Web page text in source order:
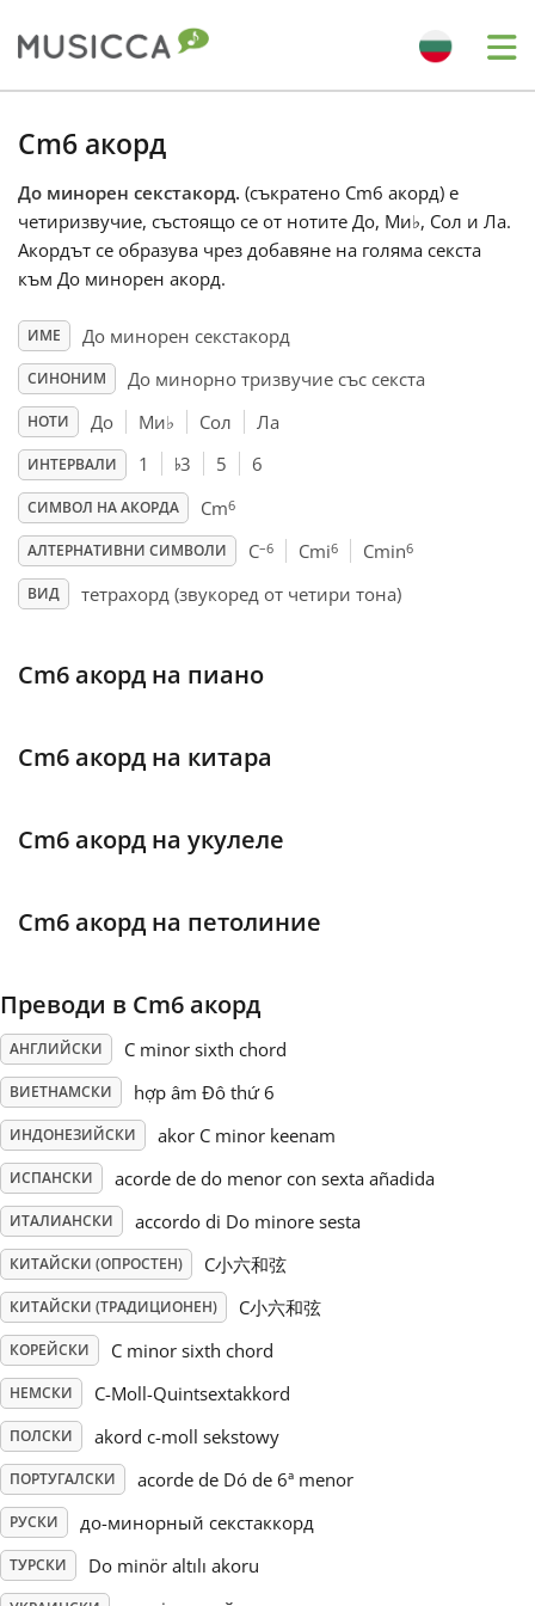
Български
Dansk
Deutsch
English
Español
Português
Русский
Svenska
Tiếng Việt
Türkçe
简体中文
繁體中文
Cm6 акорд
До минорен секстакорд. (съкратено Cm6 акорд) е
четиризвучие, състоящо се от нотите До, Ми♭, Сол и Ла.
Акордът се образува чрез добавяне на голяма секста
към До минорен акорд.
ИМЕ До минорен секстакорд
СИНОНИМ До минорно тризвучие със секста
НОТИ До Ми♭ Сол Ла
ИНТЕРВАЛИ 1 ♭3 5 6
СИМВОЛ НА АКОРДА Cm6
АЛТЕРНАТИВНИ СИМВОЛИ C–6 Cmi6 Cmin6
ВИД тетрахорд (звукоред от четири тона)
Cm6 акорд на пиано
Cm6 акорд на китара
Cm6 акорд на укулеле
Cm6 акорд на петолиние
Преводи в Cm6 акорд
АНГЛИЙСКИ C minor sixth chord
ВИЕТНАМСКИ hợp âm Đô thứ 6
ИНДОНЕЗИЙСКИ akor C minor keenam
ИСПАНСКИ acorde de do menor con sexta añadida
ИТАЛИАНСКИ accordo di Do minore sesta
КИТАЙСКИ (ОПРОСТЕН) C小六和弦
КИТАЙСКИ (ТРАДИЦИОНЕН) C小六和弦
КОРЕЙСКИ C minor sixth chord
НЕМСКИ C-Moll-Quintsextakkord
ПОЛСКИ akord c-moll sekstowy
ПОРТУГАЛСКИ acorde de Dó de 6ª menor
РУСКИ до-минорный секстаккорд
ТУРСКИ Do minör altılı akoru